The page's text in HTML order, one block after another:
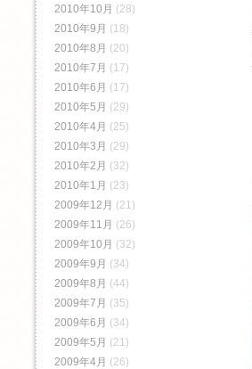
2010年10月 (28)
2010年9月 (18)
2010年8月 (20)
2010年7月 (17)
2010年6月 (17)
2010年5月 (29)
2010年4月 (25)
2010年3月 (29)
2010年2月 (32)
2010年1月 (23)
2009年12月 (21)
2009年11月 (26)
2009年10月 (32)
2009年9月 (34)
2009年8月 (44)
2009年7月 (35)
2009年6月 (34)
2009年5月 (21)
2009年4月 (26)